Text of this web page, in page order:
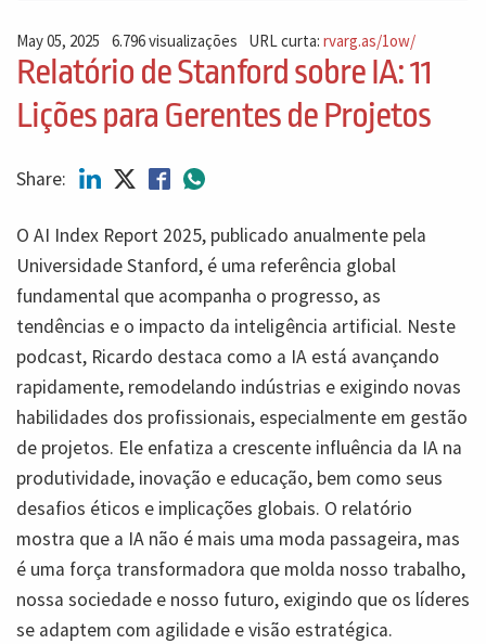
May 05, 2025 6.796 visualizações URL curta:rvarg.as/1ow/
Relatório de Stanford sobre IA: 11
Lições para Gerentes de Projetos
Share:
O AI Index Report 2025, publicado anualmente pela
Universidade Stanford, é uma referência global
fundamental que acompanha o progresso, as
tendências e o impacto da inteligência artificial. Neste
podcast, Ricardo destaca como a IA está avançando
rapidamente, remodelando indústrias e exigindo novas
habilidades dos profissionais, especialmente em gestão
de projetos. Ele enfatiza a crescente influência da IA ​​na
produtividade, inovação e educação, bem como seus
desafios éticos e implicações globais. O relatório
mostra que a IA não é mais uma moda passageira, mas
é uma força transformadora que molda nosso trabalho,
nossa sociedade e nosso futuro, exigindo que os líderes
se adaptem com agilidade e visão estratégica.